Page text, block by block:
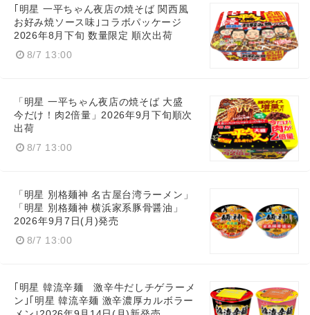
｢明星 一平ちゃん夜店の焼そば 関西風
お好み焼ソース味｣コラボパッケージ
2026年8月下旬 数量限定 順次出荷
8/7 13:00
「明星 一平ちゃん夜店の焼そば 大盛
今だけ！肉2倍量」2026年9月下旬順次
出荷
8/7 13:00
「明星 別格麺神 名古屋台湾ラーメン」
「明星 別格麺神 横浜家系豚骨醤油」
2026年9月7日(月)発売
8/7 13:00
｢明星 韓流辛麺 激辛牛だしチゲラーメ
ン｣｢明星 韓流辛麺 激辛濃厚カルボラー